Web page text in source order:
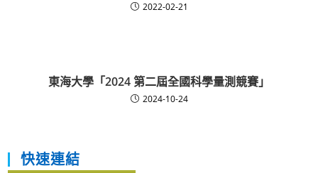
2022-02-21
東海大學「2024 第二屆全國科學量測競賽」
2024-10-24
快速連結